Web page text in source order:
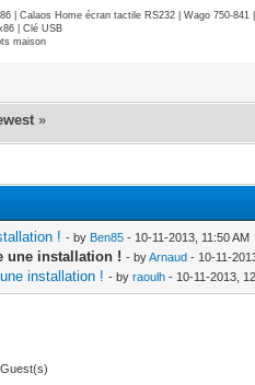
| Calaos Home écran tactile RS232 | Wago 750-841
| Clé USB
maison
»
! - by Ben85 - 10-11-2013, 11:50 AM
une installation ! - byArnaud - 10-11-
installation ! - byraoulh - 10-11-2013,